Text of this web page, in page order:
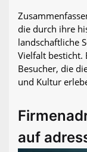
die durch ihre
landschaftliche
Vielfalt besticht.
Besucher, die
und Kultur
auf